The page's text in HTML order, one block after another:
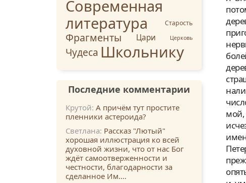
мой,
Современная
литература
Старость
Фрагменты Цари Церковь
Чудеса Школьнику
Последние комментарии
Крутой: А причём тут простите
пленники астероида?
Светлана: Рассказ "Лютый"
хорошая иллюстрация ко всей
духовной жизни, что от нас Бог
ждёт самоотверженности и
честности, благодарности за
сделанное Им.…